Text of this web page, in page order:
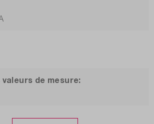
valeurs de mesure: